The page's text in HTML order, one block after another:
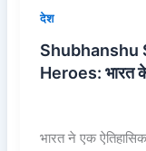
देश
Shubhanshu
Heroes: भारत के
भारत ने एक
भव्य